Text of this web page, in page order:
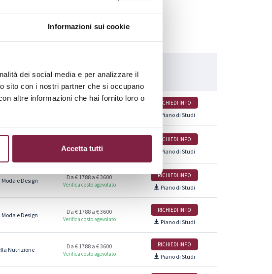
Informazioni sui cookie
dei social media e per analizzare il
sito con i nostri partner che si occupano
altre informazioni che hai fornito loro o
Accetta tutti
disponibili:
RICHIEDI INFO
Piano di Studi
Verifica costo agevolato
RICHIEDI INFO
Piano di Studi
e Design Da € 1788 a € 3600
Verifica costo agevolato
RICHIEDI INFO
Piano di Studi
e Design Da € 1788 a € 3600
Verifica costo agevolato
RICHIEDI INFO
Piano di Studi
Nutrizione Da € 1788 a € 3600
Verifica costo agevolato
RICHIEDI INFO
Piano di Studi